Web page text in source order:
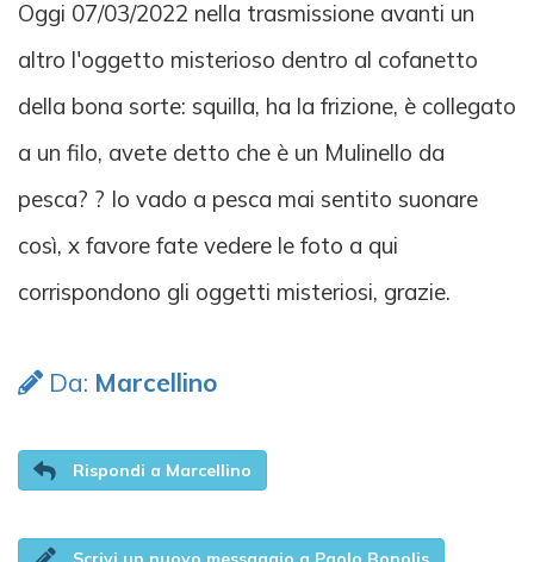
Oggi 07/03/2022 nella trasmissione avanti un
altro l'oggetto misterioso dentro al cofanetto
della bona sorte: squilla, ha la frizione, è collegato
a un filo, avete detto che è un Mulinello da
pesca? ? Io vado a pesca mai sentito suonare
così, x favore fate vedere le foto a qui
corrispondono gli oggetti misteriosi, grazie.
Da: Marcellino
Rispondi a Marcellino